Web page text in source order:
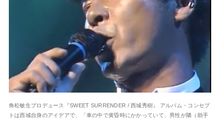
角松敏生プロデュース『SWEET SURRENDER / 西城秀樹』 アルバム・コンセプ
トは西城自身のアイデアで、「車の中で黄昏時にかかっていて、男性が隣（助手